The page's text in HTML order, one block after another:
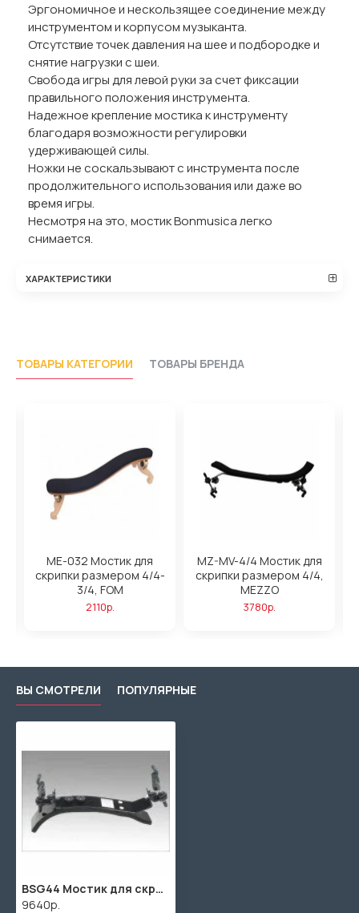
Эргономичное и нескользящее соединение между
инструментом и корпусом музыканта.
Отсутствие точек давления на шее и подбородке и
снятие нагрузки с шеи.
Свобода игры для левой руки за счет фиксации
правильного положения инструмента.
Надежное крепление мостика к инструменту
благодаря возможности регулировки
удерживающей силы.
Ножки не соскальзывают с инструмента после
продолжительного использования или даже во
время игры.
Несмотря на это, мостик Bonmusica легко
снимается.
ХАРАКТЕРИСТИКИ
ТОВАРЫ КАТЕГОРИИ ТОВАРЫ БРЕНДА
ME-032 Мостик для
скрипки размером 4/4-
3/4, FOM
2110р.
MZ-MV-4/4 Мостик для
скрипки размером 4/4,
MEZZO
3780р.
ВЫ СМОТРЕЛИ ПОПУЛЯРНЫЕ
BSG44 Мостик для скрипки размером 4/4, Bonmusica
9640р.